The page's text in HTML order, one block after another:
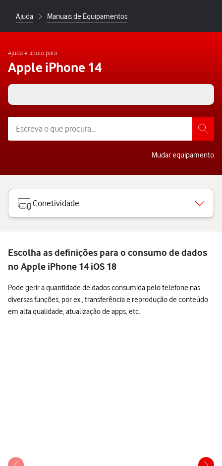
Ajuda Manuais de Equipamentos
Ajuda e apoio para
Apple iPhone 14
Mudar equipamento
Conetividade
Escolha as definições para o consumo de dados
no Apple iPhone 14 iOS 18
Pode gerir a quantidade de dados consumida pelo telefone nas
diversas funções, por ex., transferência e reprodução de conteúdo
em alta qualidade, atualização de apps, etc.